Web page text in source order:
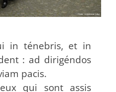
in ténebris, et in
: ad dirigéndos
pacis.
qui sont assis